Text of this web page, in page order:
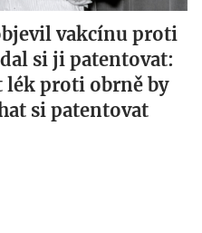
vakcínu proti
si ji patentovat:
lék proti obrně by
si patentovat